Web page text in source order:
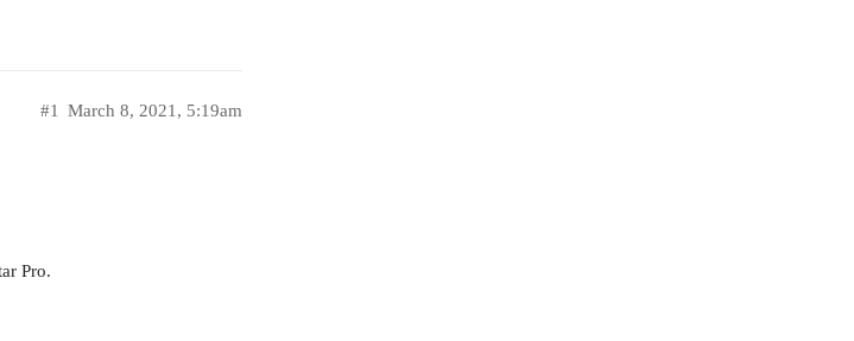
March 8, 2021, 5:19am
#1
Pro.